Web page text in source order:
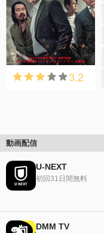
3.2
動画配信
U-NEXT
初回31日間無料
DMM TV